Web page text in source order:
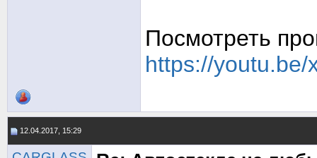
Посмотреть
https://youtu.be/
12.04.2017, 15:29